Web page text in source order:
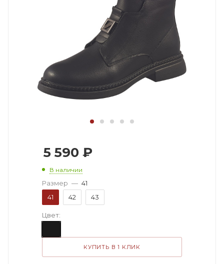
5 590 ₽
В наличии
Размер — 41
41
42 43
Цвет:
КУПИТЬ В 1 КЛИК